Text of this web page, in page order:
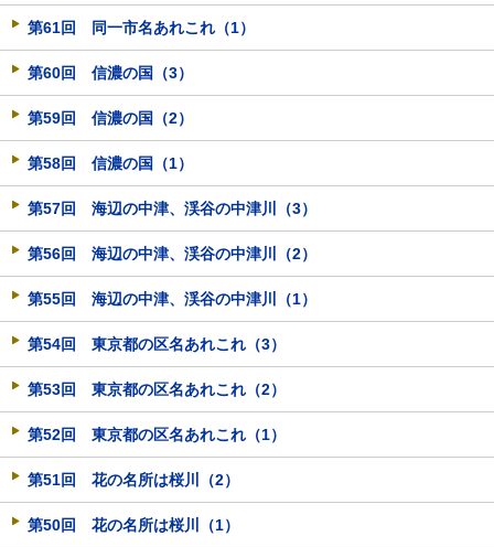
第61回 同一市名あれこれ（1）
第60回 信濃の国（3）
第59回 信濃の国（2）
第58回 信濃の国（1）
第57回 海辺の中津、渓谷の中津川（3）
第56回 海辺の中津、渓谷の中津川（2）
第55回 海辺の中津、渓谷の中津川（1）
第54回 東京都の区名あれこれ（3）
第53回 東京都の区名あれこれ（2）
第52回 東京都の区名あれこれ（1）
第51回 花の名所は桜川（2）
第50回 花の名所は桜川（1）